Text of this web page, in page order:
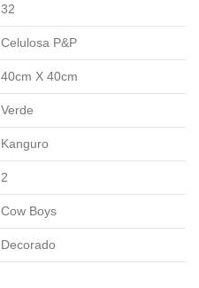
32
Celulosa P&P
40cm X 40cm
Verde
Kanguro
2
Cow Boys
Decorado